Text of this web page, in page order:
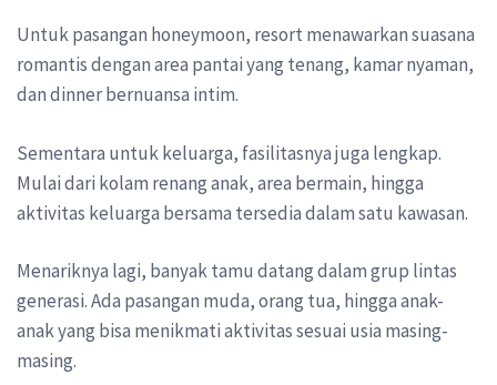
Untuk pasangan honeymoon, resort menawarkan suasana
romantis dengan area pantai yang tenang, kamar nyaman,
dan dinner bernuansa intim.
Sementara untuk keluarga, fasilitasnya juga lengkap.
Mulai dari kolam renang anak, area bermain, hingga
aktivitas keluarga bersama tersedia dalam satu kawasan.
Menariknya lagi, banyak tamu datang dalam grup lintas
generasi. Ada pasangan muda, orang tua, hingga anak-
anak yang bisa menikmati aktivitas sesuai usia masing-
masing.